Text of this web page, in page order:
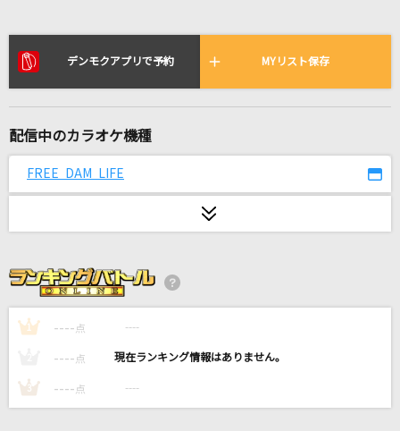
リアルタイムで歌われている曲の一覧
Moonshine
go!go!vanillas
「やさしさで溢れるように」with Little Glee
Monster
松田聖子
Reckless fire
メランコリーキッチン
デンモクアプリで予約 MYリスト保存
配信中のカラオケ機種
FREE DAM LIFE
1 ---- 点 ----
---- 点 ----
3 ---- 点 ----